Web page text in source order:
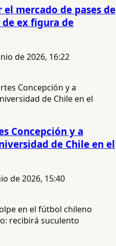
mercado de pases de
ex figura de
de 2026, 16:22
Concepción y a
de Chile en el
de 2026, 15:40